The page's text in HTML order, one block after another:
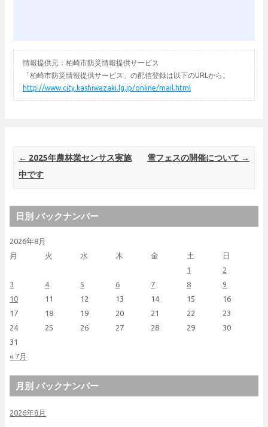
情報提供元：柏崎市防災情報提供サービス
「柏崎市防災情報提供サービス」の配信登録は以下のURLから。
http://www.city.kashiwazaki.lg.jp/online/mail.html
Post navigation
← 2025年農林業センサス実施
中です
雪フェスの開催について →
日別 バックナンバー
2026年8月
月
火 水 木 金 土 日
« 7月
1
2
3
4 5 6 7 8
9
10
11 12 13 14 15
16
17
18 19 20 21 22
23
24
25 26 27 28 29
30
31
月別 バックナンバー
2026年8月